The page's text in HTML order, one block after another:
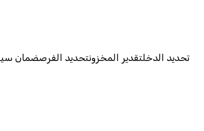
تحديد الدخلتقدير المخزونتحديد الفرصضمان سير